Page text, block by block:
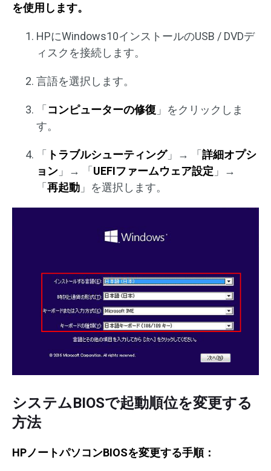
を使用します。
HPにWindows10インストールのUSB / DVDデ
ィスクを接続します。
言語を選択します。
「コンピューターの修復 」をクリックしま
す。
「 トラブルシューティング」→ 「詳細オプシ
ョン 」→ 「UEFIファームウェア設定 」→
「再起動 」を選択します。
システムBIOSで起動順位を変更する
方法
HPノートパソコンBIOSを変更する手順：